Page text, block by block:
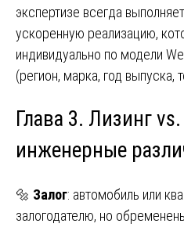
экспертизе всегда
ускоренную реализацию,
индивидуально по модели
(регион, марка, год выпуска,
Глава 3. Лизинг vs.
инженерные
🔩 Залог: автомобиль или
залогодателю, но